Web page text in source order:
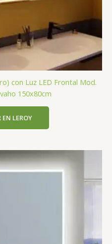
con Luz LED Frontal Mod.
150x80cm
EN LEROY